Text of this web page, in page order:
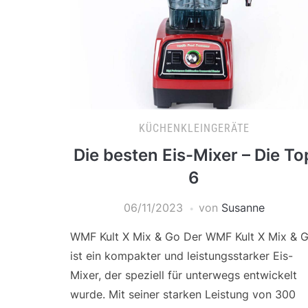
KÜCHENKLEINGERÄTE
Die besten Eis-Mixer – Die
6
06/11/2023 von Susanne
WMF Kult X Mix & Go Der WMF Kult X Mix &
ist ein kompakter und leistungsstarker Eis-
Mixer, der speziell für unterwegs entwickelt
wurde. Mit seiner starken Leistung von 300